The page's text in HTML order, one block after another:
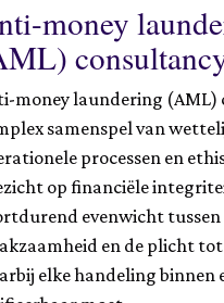
money
money laundering (AML)
samenspel van
processen en
op financiële
evenwicht
en de plicht
elke handeling binnen